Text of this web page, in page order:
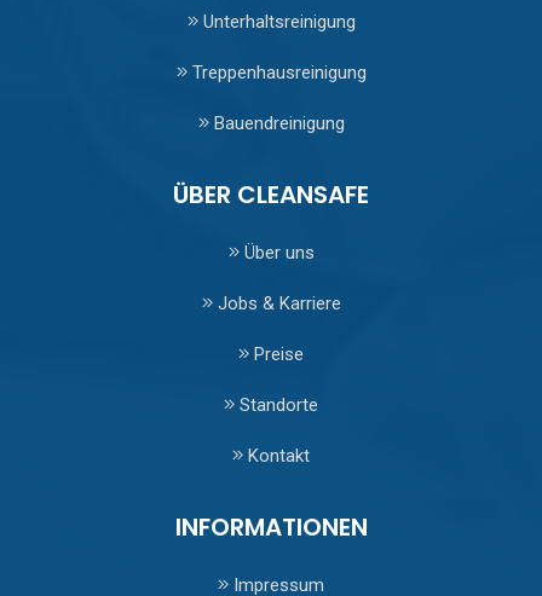
Unterhaltsreinigung
Treppenhausreinigung
Bauendreinigung
ÜBER CLEANSAFE
Über uns
Jobs & Karriere
Preise
Standorte
Kontakt
INFORMATIONEN
Impressum